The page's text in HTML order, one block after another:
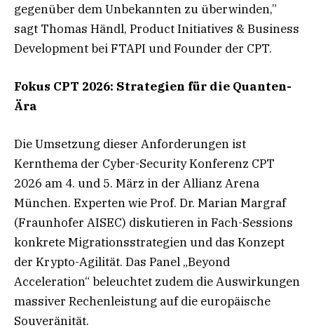
gegenüber dem Unbekannten zu überwinden,”
sagt Thomas Händl, Product Initiatives & Business
Development bei FTAPI und Founder der CPT.
Fokus CPT 2026: Strategien für die Quanten-
Ära
Die Umsetzung dieser Anforderungen ist
Kernthema der Cyber-Security Konferenz CPT
2026 am 4. und 5. März in der Allianz Arena
München. Experten wie Prof. Dr. Marian Margraf
(Fraunhofer AISEC) diskutieren in Fach-Sessions
konkrete Migrationsstrategien und das Konzept
der Krypto-Agilität. Das Panel „Beyond
Acceleration“ beleuchtet zudem die Auswirkungen
massiver Rechenleistung auf die europäische
Souveränität.